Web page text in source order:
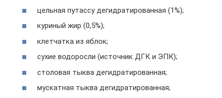
цельная путассу дегидратированная (1%);
куриный жир (0,5%);
клетчатка из яблок;
сухие водоросли (источник ДГК и ЭПК);
столовая тыква дегидратированная;
мускатная тыква дегидратированная;